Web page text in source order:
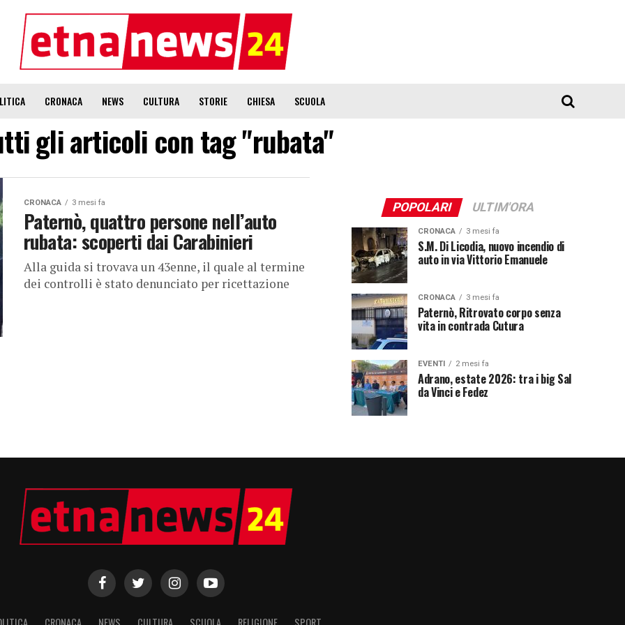
CRONACA NEWS CULTURA STORIE CHIESA SCUOLA
gli articoli con tag "rubata"
CRONACA 3 mesi fa
Paternò, quattro persone nell’auto
rubata: scoperti dai Carabinieri
Alla guida si trovava un 43enne, il quale al termine
dei controlli è stato denunciato per ricettazione
POPOLARI ULTIM'ORA
CRONACA 3 mesi fa
S.M. Di Licodia, nuovo incendio di
auto in via Vittorio Emanuele
CRONACA 3 mesi fa
Paternò, Ritrovato corpo senza
vita in contrada Cutura
EVENTI 2 mesi fa
Adrano, estate 2026: tra i big Sal
da Vinci e Fedez